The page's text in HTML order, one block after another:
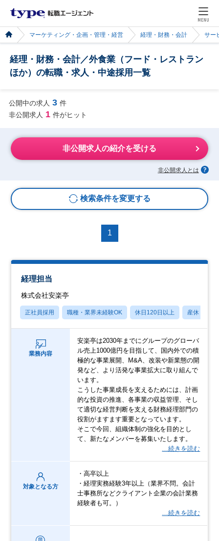
MENU
マーケティング・企画・管理・経営 経理・財務・会計 サー
経理・財務・会計／外食業（フード・レストラン
ほか）の転職・求人・中途採用一覧
公開中の求人 3 件
非公開求人 1 件がヒット
非公開求人の紹介を受ける
非公開求人とは
検索条件を変更する
1
経理担当
株式会社安楽亭
正社員採用 職種・業界未経験OK 休日120日以上 産休・育休
業務内容
安楽亭は2030年までにグループのグローバ
ル売上1000億円を目指して、国内外での積
極的な事業展開、M&A、改装や新業態の開
発など、より活発な事業拡大に取り組んで
います。
こうした事業成長を支えるためには、計画
的な投資の推進、各事業の収益管理、そし
て適切な経営判断を支える財務経理部門の
役割がますます重要となっています。
そこで今回、組織体制の強化を目的とし
て、新たなメンバーを募集いたします。
…続きを読む
対象となる方
・高卒以上
・経理実務経験3年以上（業界不問。会計
士事務所などクライアント企業の会計業務
経験者も可。）
…続きを読む